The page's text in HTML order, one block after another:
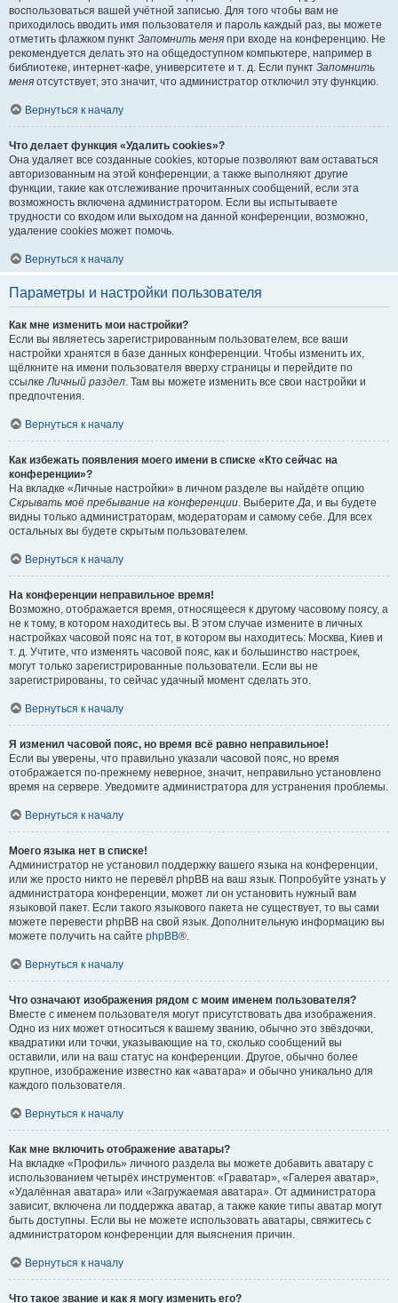
воспользоваться вашей учётной записью. Для того чтобы вам не
приходилось вводить имя пользователя и пароль каждый раз, вы можете
отметить флажком пункт Запомнить меня при входе на конференцию. Не
рекомендуется делать это на общедоступном компьютере, например в
библиотеке, интернет-кафе, университете и т. д. Если пункт Запомнить
меня отсутствует, это значит, что администратор отключил эту функцию.
Вернуться к началу
Что делает функция «Удалить cookies»?
Она удаляет все созданные cookies, которые позволяют вам оставаться
авторизованным на этой конференции, а также выполняют другие
функции, такие как отслеживание прочитанных сообщений, если эта
возможность включена администратором. Если вы испытываете
трудности со входом или выходом на данной конференции, возможно,
удаление cookies может помочь.
Вернуться к началу
Параметры и настройки пользователя
Как мне изменить мои настройки?
Если вы являетесь зарегистрированным пользователем, все ваши
настройки хранятся в базе данных конференции. Чтобы изменить их,
щёлкните на имени пользователя вверху страницы и перейдите по
ссылкеЛичный раздел. Там вы можете изменить все свои настройки и
предпочтения.
Вернуться к началу
Как избежать появления моего имени в списке «Кто сейчас на
конференции»?
На вкладке «Личные настройки» в личном разделе вы найдёте опцию
Скрывать моё пребывание на конференции. ВыберитеДа, и вы будете
видны только администраторам, модераторам и самому себе. Для всех
остальных вы будете скрытым пользователем.
Вернуться к началу
На конференции неправильное время!
Возможно, отображается время, относящееся к другому часовому поясу, а
не к тому, в котором находитесь вы. В этом случае измените в личных
настройках часовой пояс на тот, в котором вы находитесь: Москва, Киев и
т. д. Учтите, что изменять часовой пояс, как и большинство настроек,
могут только зарегистрированные пользователи. Если вы не
зарегистрированы, то сейчас удачный момент сделать это.
Вернуться к началу
Я изменил часовой пояс, но время всё равно неправильное!
Если вы уверены, что правильно указали часовой пояс, но время
отображается по-прежнему неверное, значит, неправильно установлено
время на сервере. Уведомите администратора для устранения проблемы.
Вернуться к началу
Моего языка нет в списке!
Администратор не установил поддержку вашего языка на конференции,
или же просто никто не перевёл phpBB на ваш язык. Попробуйте узнать у
администратора конференции, может ли он установить нужный вам
языковой пакет. Если такого языкового пакета не существует, то вы сами
можете перевести phpBB на свой язык. Дополнительную информацию вы
можете получить на сайте phpBB®.
Вернуться к началу
Что означают изображения рядом с моим именем пользователя?
Вместе с именем пользователя могут присутствовать два изображения.
Одно из них может относиться к вашему званию, обычно это звёздочки,
квадратики или точки, указывающие на то, сколько сообщений вы
оставили, или на ваш статус на конференции. Другое, обычно более
крупное, изображение известно как «аватара» и обычно уникально для
каждого пользователя.
Вернуться к началу
Как мне включить отображение аватары?
На вкладке «Профиль» личного раздела вы можете добавить аватару с
использованием четырёх инструментов: «Граватар», «Галерея аватар»,
«Удалённая аватара» или «Загружаемая аватара». От администратора
зависит, включена ли поддержка аватар, а также какие типы аватар могут
быть доступны. Если вы не можете использовать аватары, свяжитесь с
администратором конференции для выяснения причин.
Вернуться к началу
Что такое звание и как я могу изменить его?